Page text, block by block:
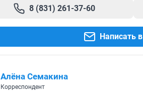
8 (831) 261-37-60
Написать
Алёна Семакина
Корреспондент